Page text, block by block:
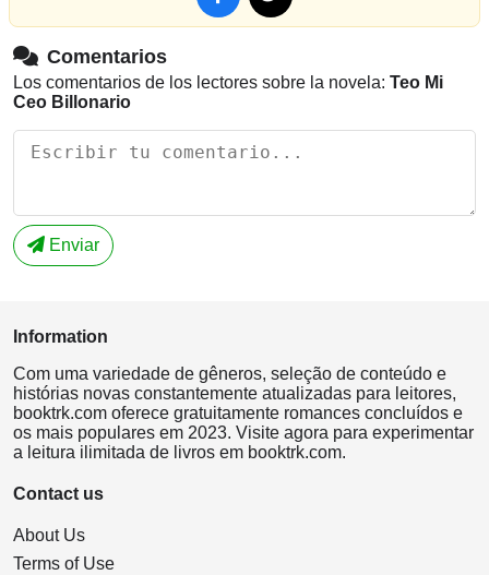
Comentarios
Los comentarios de los lectores sobre la novela: Teo Mi
Ceo Billonario
Enviar
Information
Com uma variedade de gêneros, seleção de conteúdo e
histórias novas constantemente atualizadas para leitores,
booktrk.com oferece gratuitamente romances concluídos e
os mais populares em 2023. Visite agora para experimentar
a leitura ilimitada de livros em booktrk.com.
Contact us
About Us
Terms of Use